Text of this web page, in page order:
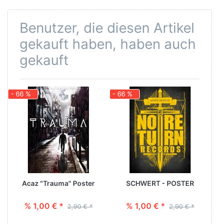
Benutzer, die diesen Artikel
gekauft haben, haben auch
gekauft
- 66 %
Acaz "Trauma" Poster
% 1,00 € * 2,90 € *
- 66 %
SCHWERT - POSTER
% 1,00 € * 2,90 € *